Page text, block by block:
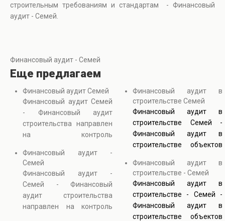
строительным требованиям и стандартам - Финансовый
аудит - Семей.
Финансовый аудит - Семей
Еще предлагаем
Финансовый аудит Семей
Финансовый аудит Семей
- Финансовый аудит
строительства направлен
на контроль
и соответствия затрат
проектной документации.
В процессе анализа
проверяются сметы,
договоры с подрядчиками
и фактические объемы
Финансовый аудит -
Семей
Финансовый аудит -
Семей - Финансовый
аудит строительства
направлен на контроль
Финансовый аудит в
строительстве Семей
Финансовый аудит в
строительстве Семей -
Финансовый аудит в
строительстве объектов
прозрачности и
обоснованности всех
затрат на строительных
проектах. Он включает
проверку сметной
Финансовый аудит в
строительстве - Семей
Финансовый аудит в
строительстве - Семей -
Финансовый аудит в
строительстве объектов